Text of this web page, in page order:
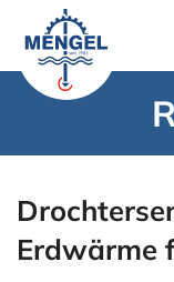
Inhalt
springen
Erdwärme
Wassertechnik
Erdwärme